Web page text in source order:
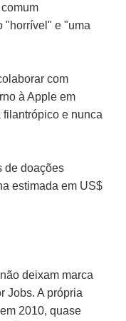
"horrível" e "uma
com
àAppleem
e nunca
de doações
estimada em US$
deixam marca
Jobs. A própria
2010, quase